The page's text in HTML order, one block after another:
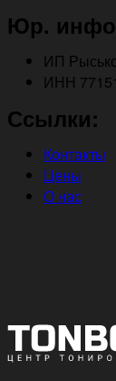
Юр.
ИП
ИНН
Ссылки:
Контакты
Цены
О нас